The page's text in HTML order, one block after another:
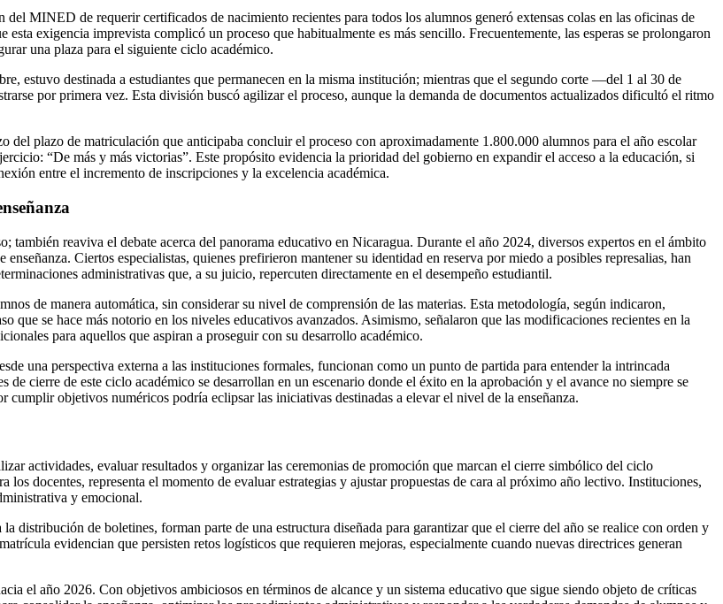
MINED de requerir certificados de nacimiento recientes para todos los alumnos generó extensas colas en las oficinas de
exigencia imprevista complicó un proceso que habitualmente es más sencillo. Frecuentemente, las esperas se prolongaron
una plaza para el siguiente ciclo académico.
estuvo destinada a estudiantes que permanecen en la misma institución; mientras que el segundo corte —del 1 al 30 de
por primera vez. Esta división buscó agilizar el proceso, aunque la demanda de documentos actualizados dificultó el ritmo
plazo de matriculación que anticipaba concluir el proceso con aproximadamente 1.800.000 alumnos para el año escolar
“De más y más victorias”. Este propósito evidencia la prioridad del gobierno en expandir el acceso a la educación, si
entre el incremento de inscripciones y la excelencia académica.
reaviva el debate acerca del panorama educativo en Nicaragua. Durante el año 2024, diversos expertos en el ámbito
Ciertos especialistas, quienes prefirieron mantener su identidad en reserva por miedo a posibles represalias, han
administrativas que, a su juicio, repercuten directamente en el desempeño estudiantil.
de manera automática, sin considerar su nivel de comprensión de las materias. Esta metodología, según indicaron,
que se hace más notorio en los niveles educativos avanzados. Asimismo, señalaron que las modificaciones recientes en la
para aquellos que aspiran a proseguir con su desarrollo académico.
una perspectiva externa a las instituciones formales, funcionan como un punto de partida para entender la intrincada
cierre de este ciclo académico se desarrollan en un escenario donde el éxito en la aprobación y el avance no siempre se
objetivos numéricos podría eclipsar las iniciativas destinadas a elevar el nivel de la enseñanza.
actividades, evaluar resultados y organizar las ceremonias de promoción que marcan el cierre simbólico del ciclo
docentes, representa el momento de evaluar estrategias y ajustar propuestas de cara al próximo año lectivo. Instituciones,
y emocional.
la distribución de boletines, forman parte de una estructura diseñada para garantizar que el cierre del año se realice con orden y
evidencian que persisten retos logísticos que requieren mejoras, especialmente cuando nuevas directrices generan
el año 2026. Con objetivos ambiciosos en términos de alcance y un sistema educativo que sigue siendo objeto de críticas